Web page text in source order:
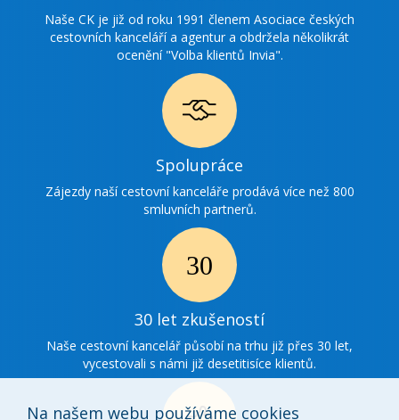
ocenění
Naše CK je již od roku 1991 členem Asociace českých
cestovních kanceláří a agentur a obdržela několikrát
ocenění "Volba klientů Invia".
Ikonka
spolupráce
Spolupráce
Zájezdy naší cestovní kanceláře prodává více než 800
smluvních partnerů.
30 Ikonka
zkušenosti
30 let zkušeností
Naše cestovní kancelář působí na trhu již přes 30 let,
vycestovali s námi již desetitisíce klientů.
Na našem webu používáme cookies